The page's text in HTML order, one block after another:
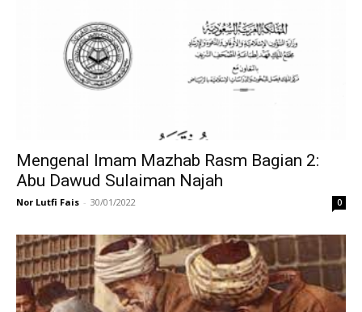
Mengenal Imam Mazhab Rasm Bagian 2:
Abu Dawud Sulaiman Najah
Nor Lutfi Fais - 30/01/2022 0